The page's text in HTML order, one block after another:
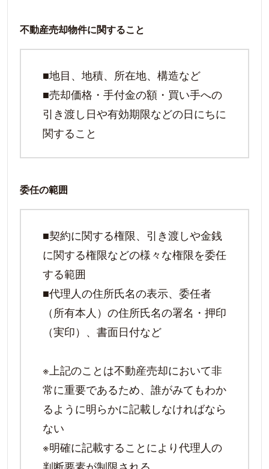
不動産売却物件に関すること
■地目、地積、所在地、構造など
■売却価格・手付金の額・買い手への
引き渡し日や有効期限などの日にちに
関すること
委任の範囲
■契約に関する権限、引き渡しや金銭
に関する権限などの様々な権限を委任
する範囲
■代理人の住所氏名の表示、委任者
（所有本人）の住所氏名の署名・押印
（実印）、書面日付など
※上記のことは不動産売却において非
常に重要であるため、誰がみてもわか
るように明らかに記載しなければなら
ない
※明確に記載することにより代理人の
判断要素が制限される